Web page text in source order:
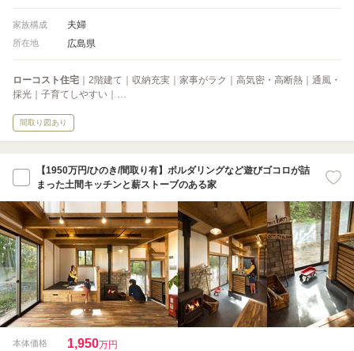
家族構成 夫婦
所在地 広島県
ローコスト住宅 ｜2階建て｜収納充実｜家事がラク｜高気密・高断熱｜通風・
採光｜子育てしやすい｜…
間取り図あり
【1950万円/ひのき/間取り有】ボルダリングなど遊びゴコロが詰
まった土間キッチンと薪ストーブのある家
本体価格 1,950万円